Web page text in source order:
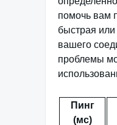
помочь вам
быстрая
вашего
проблемы
Пинг
(мс)